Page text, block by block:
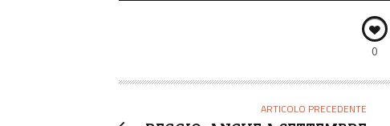
0
ARTICOLO PRECEDENTE